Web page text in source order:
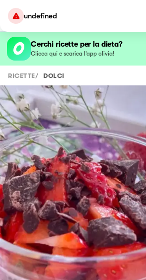
undefined
Cerchi ricette per la dieta?
Clicca qui e scarica l’app olivia!
RICETTE/ DOLCI